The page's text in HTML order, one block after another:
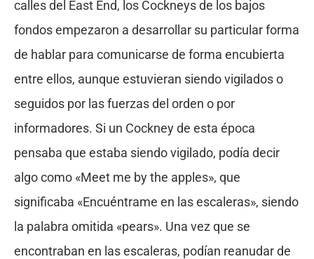
calles del East End, los Cockneys de los bajos
fondos empezaron a desarrollar su particular forma
de hablar para comunicarse de forma encubierta
entre ellos, aunque estuvieran siendo vigilados o
seguidos por las fuerzas del orden o por
informadores. Si un Cockney de esta época
pensaba que estaba siendo vigilado, podía decir
algo como «Meet me by the apples», que
significaba «Encuéntrame en las escaleras», siendo
la palabra omitida «pears». Una vez que se
encontraban en las escaleras, podían reanudar de